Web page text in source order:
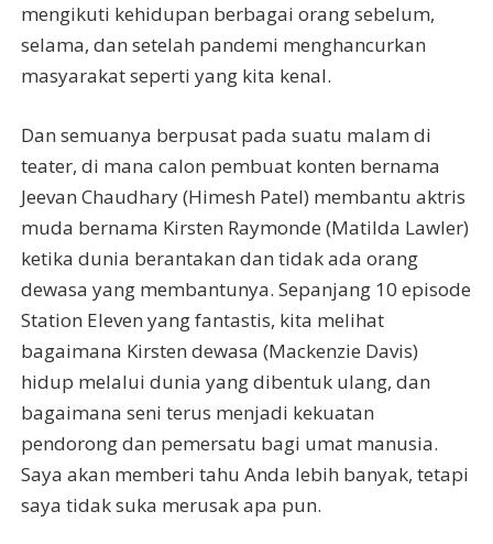
mengikuti kehidupan berbagai orang sebelum,
selama, dan setelah pandemi menghancurkan
masyarakat seperti yang kita kenal.
Dan semuanya berpusat pada suatu malam di
teater, di mana calon pembuat konten bernama
Jeevan Chaudhary (Himesh Patel) membantu aktris
muda bernama Kirsten Raymonde (Matilda Lawler)
ketika dunia berantakan dan tidak ada orang
dewasa yang membantunya. Sepanjang 10 episode
Station Eleven yang fantastis, kita melihat
bagaimana Kirsten dewasa (Mackenzie Davis)
hidup melalui dunia yang dibentuk ulang, dan
bagaimana seni terus menjadi kekuatan
pendorong dan pemersatu bagi umat manusia.
Saya akan memberi tahu Anda lebih banyak, tetapi
saya tidak suka merusak apa pun.